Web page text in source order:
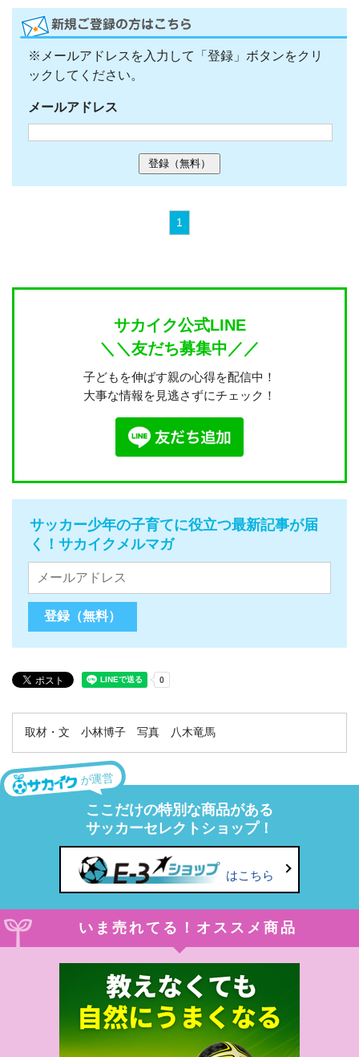
※メールアドレスを入力して「登録」ボタンをクリ
ックしてください。
メールアドレス
1
サカイク公式LINE
＼＼友だち募集中／／
子どもを伸ばす親の心得を配信中！
大事な情報を見逃さずにチェック！
サッカー少年の子育てに役立つ最新記事が届
く！サカイクメルマガ
取材・文 小林博子 写真 八木竜馬
が運営
ここだけの特別な商品がある
サッカーセレクトショップ！
はこちら
いま売れてる！オススメ商品